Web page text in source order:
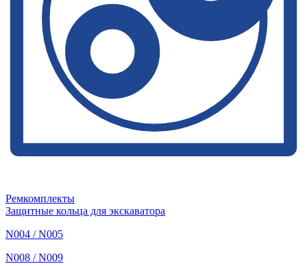
Ремкомплекты
Защитные кольца для экскаватора
N004 / N005
N008 / N009